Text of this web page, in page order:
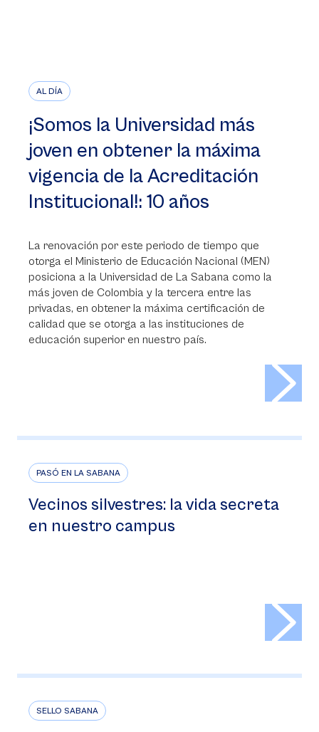
AL DÍA
¡Somos la Universidad más
joven en obtener la máxima
vigencia de la Acreditación
Institucional!: 10 años
La renovación por este periodo de tiempo que
otorga el Ministerio de Educación Nacional (MEN)
posiciona a la Universidad de La Sabana como la
más joven de Colombia y la tercera entre las
privadas, en obtener la máxima certificación de
calidad que se otorga a las instituciones de
educación superior en nuestro país.
PASÓ EN LA SABANA
Vecinos silvestres: la vida secreta
en nuestro campus
SELLO SABANA